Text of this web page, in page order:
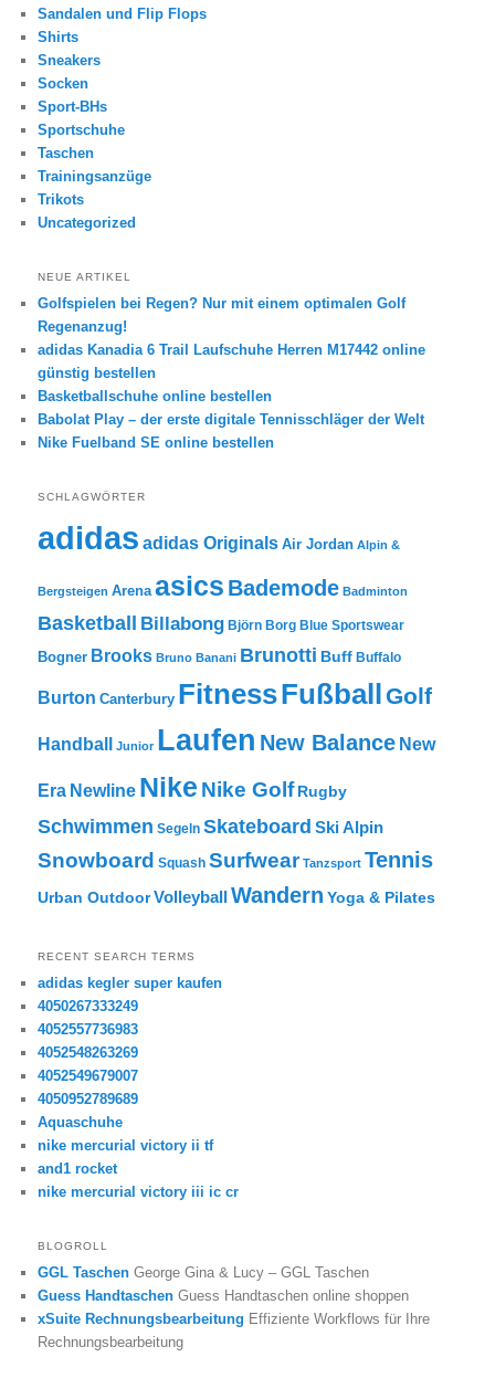
Sandalen und Flip Flops
Shirts
Sneakers
Socken
Sport-BHs
Sportschuhe
Taschen
Trainingsanzüge
Trikots
Uncategorized
NEUE ARTIKEL
Golfspielen bei Regen? Nur mit einem optimalen Golf
Regenanzug!
adidas Kanadia 6 Trail Laufschuhe Herren M17442 online
günstig bestellen
Basketballschuhe online bestellen
Babolat Play – der erste digitale Tennisschläger der Welt
Nike Fuelband SE online bestellen
SCHLAGWÖRTER
adidas adidas Originals Air Jordan Alpin &
Bergsteigen Arena asics Bademode Badminton
Basketball Billabong Björn Borg Blue Sportswear
Bogner Brooks Bruno Banani Brunotti Buff Buffalo
Burton Canterbury FitnessFußball Golf
Handball Junior Laufen New Balance New
Era Newline Nike Nike Golf Rugby
Schwimmen Segeln Skateboard Ski Alpin
Snowboard Squash Surfwear Tanzsport Tennis
Urban OutdoorVolleyballWandern Yoga & Pilates
RECENT SEARCH TERMS
adidas kegler super kaufen
4050267333249
4052557736983
4052548263269
4052549679007
4050952789689
Aquaschuhe
nike mercurial victory ii tf
and1 rocket
nike mercurial victory iii ic cr
BLOGROLL
GGL Taschen George Gina & Lucy – GGL Taschen
Guess Handtaschen Guess Handtaschen online shoppen
xSuite Rechnungsbearbeitung Effiziente Workflows für Ihre
Rechnungsbearbeitung